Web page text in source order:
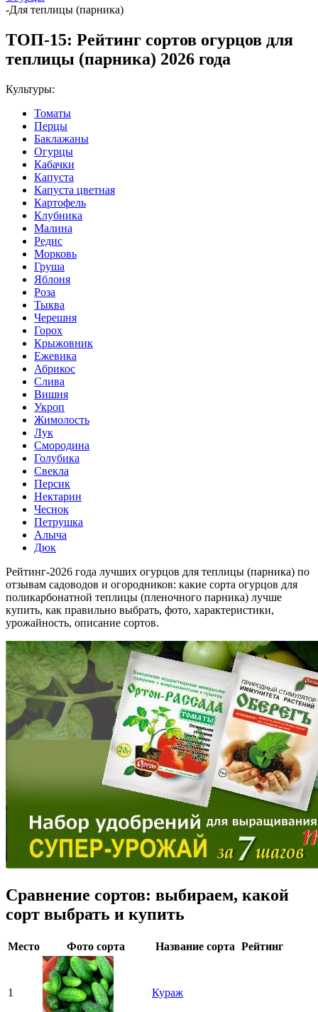
-Для теплицы (парника)
ТОП-15: Рейтинг сортов огурцов для
теплицы (парника) 2026 года
Культуры:
Томаты
Перцы
Баклажаны
Огурцы
Кабачки
Капуста
Капуста цветная
Картофель
Клубника
Малина
Редис
Морковь
Груша
Яблоня
Роза
Тыква
Черешня
Горох
Крыжовник
Ежевика
Абрикос
Слива
Вишня
Укроп
Жимолость
Лук
Смородина
Голубика
Свекла
Персик
Нектарин
Чеснок
Петрушка
Алыча
Дюк
Рейтинг-2026 года лучших огурцов для теплицы (парника) по
отзывам садоводов и огородников: какие сорта огурцов для
поликарбонатной теплицы (пленочного парника) лучше
купить, как правильно выбрать, фото, характеристики,
урожайность, описание сортов.
Сравнение сортов: выбираем, какой
сорт выбрать и купить
Место Фото сорта Название сорта Рейтинг
1 Кураж